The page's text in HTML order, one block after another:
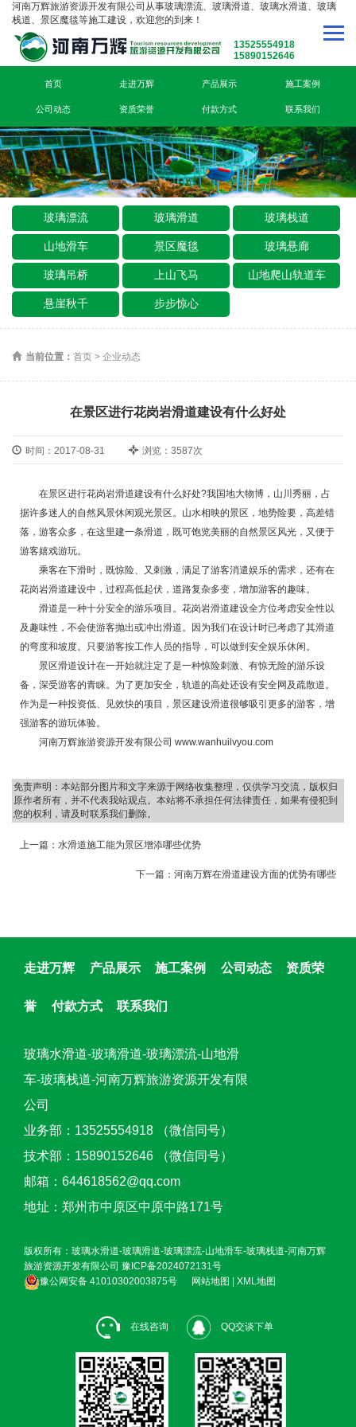
河南万辉旅游资源开发有限公司从事玻璃漂流、玻璃滑道、玻璃水滑道、玻璃
栈道、景区魔毯等施工建设，欢迎您的到来！
13525554918
15890152646
首页 走进万辉 产品展示 施工案例
公司动态 资质荣誉 付款方式 联系我们
玻璃漂流 玻璃滑道 玻璃栈道
山地滑车 景区魔毯 玻璃悬廊
玻璃吊桥 上山飞马 山地爬山轨道车
悬崖秋千 步步惊心
当前位置： 首页 > 企业动态
在景区进行花岗岩滑道建设有什么好处
时间：2017-08-31 浏览：3587次
在景区进行花岗岩滑道建设有什么好处?我国地大物博，山川秀丽，占
据许多迷人的自然风景休闲观光景区。山水相映的景区，地势险要，高差错
落，游客众多，在这里建一条滑道，既可饱览美丽的自然景区风光，又便于
游客嬉戏游玩。
乘客在下滑时，既惊险、又刺激，满足了游客消遣娱乐的需求，还有在
花岗岩滑道建设中，过程高低起伏，道路复杂多变，增加游客的趣味。
滑道是一种十分安全的游乐项目。花岗岩滑道建设全方位考虑安全性以
及趣味性，不会使游客抛出或冲出滑道。因为我们在设计时已考虑了其滑道
的弯度和坡度。只要游客按工作人员的指导，可以做到安全娱乐休闲。
景区滑道设计在一开始就注定了是一种惊险刺激、有惊无险的游乐设
备，深受游客的青睐。为了更加安全，轨道的高处还设有安全网及疏散道。
作为是一种投资低、见效快的项目，景区建设滑道很够吸引更多的游客，增
强游客的游玩体验。
河南万辉旅游资源开发有限公司 www.wanhuilvyou.com
免责声明：本站部分图片和文字来源于网络收集整理，仅供学习交流，版权归
原作者所有，并不代表我站观点。本站将不承担任何法律责任，如果有侵犯到
您的权利，请及时联系我们删除。
上一篇： 水滑道施工能为景区增添哪些优势
下一篇： 河南万辉在滑道建设方面的优势有哪些
走进万辉 产品展示 施工案例 公司动态 资质荣
誉 付款方式 联系我们
玻璃水滑道-玻璃滑道-玻璃漂流-山地滑
车-玻璃栈道-河南万辉旅游资源开发有限
公司
业务部：13525554918 （微信同号）
技术部：15890152646 （微信同号）
邮箱：644618562@qq.com
地址：郑州市中原区中原中路171号
版权所有：玻璃水滑道-玻璃滑道-玻璃漂流-山地滑车-玻璃栈道-河南万辉
旅游资源开发有限公司 豫ICP备2024072131号
豫公网安备 41010302003875号
网站地图 | XML地图
在线咨询 QQ交谈下单